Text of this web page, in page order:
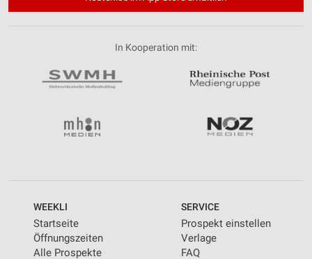
In Kooperation mit:
WEEKLI
Startseite
Öffnungszeiten
Alle Prospekte
SERVICE
Prospekt einstellen
Verlage
FAQ